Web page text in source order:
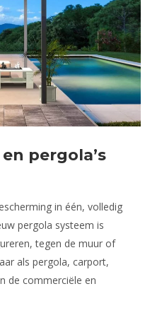
pergola’s
in één, volledig
pergola systeem is
tegen de muur of
als pergola, carport,
de commerciële en